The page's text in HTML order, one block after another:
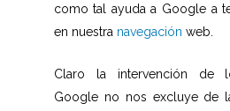
como tal ayuda a Google a
en nuestra navegación web.
Claro la intervención de
Google no nos excluye de